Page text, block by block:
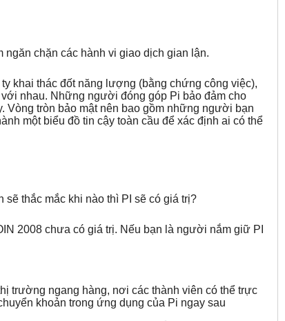
chặn các hành vi giao dịch gian lận.
khai thác đốt năng lượng (bằng chứng công việc),
nhau. Những người đóng góp Pi bảo đảm cho
Vòng tròn bảo mật nên bao gồm những người bạn
một biểu đồ tin cậy toàn cầu để xác định ai có thể
sẽ thắc mắc khi nào thì PI sẽ có giá trị?
2008 chưa có giá trị. Nếu bạn là người nắm giữ PI
trường ngang hàng, nơi các thành viên có thể trực
khoản trong ứng dụng của Pi ngay sau